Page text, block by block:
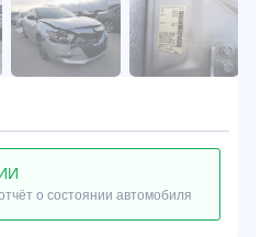
о состоянии автомобиля